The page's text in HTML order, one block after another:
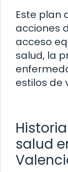
Este plan
acciones
acceso
salud, la
estilos de
salud